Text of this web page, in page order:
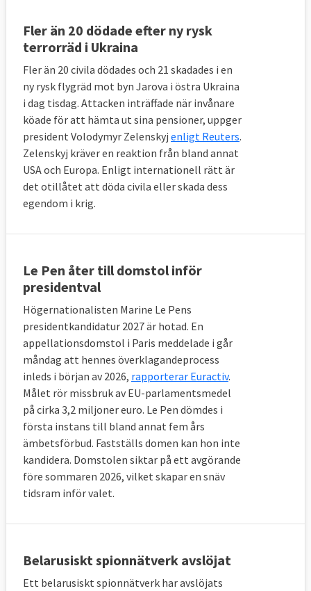
Fler än 20 dödade efter ny rysk
terrorräd i Ukraina
Fler än 20 civila dödades och 21 skadades i en
ny rysk flygräd mot byn Jarova i östra Ukraina
i dag tisdag. Attacken inträffade när invånare
köade för att hämta ut sina pensioner, uppger
president Volodymyr Zelenskyj enligt Reuters.
Zelenskyj kräver en reaktion från bland annat
USA och Europa. Enligt internationell rätt är
det otillåtet att döda civila eller skada dess
egendom i krig.
Le Pen åter till domstol inför
presidentval
Högernationalisten Marine Le Pens
presidentkandidatur 2027 är hotad. En
appellationsdomstol i Paris meddelade i går
måndag att hennes överklagandeprocess
inleds i början av 2026, rapporterar Euractiv.
Målet rör missbruk av EU-parlamentsmedel
på cirka 3,2 miljoner euro. Le Pen dömdes i
första instans till bland annat fem års
ämbetsförbud. Fastställs domen kan hon inte
kandidera. Domstolen siktar på ett avgörande
före sommaren 2026, vilket skapar en snäv
tidsram inför valet.
Belarusiskt spionnätverk avslöjat
Ett belarusiskt spionnätverk har avslöjats